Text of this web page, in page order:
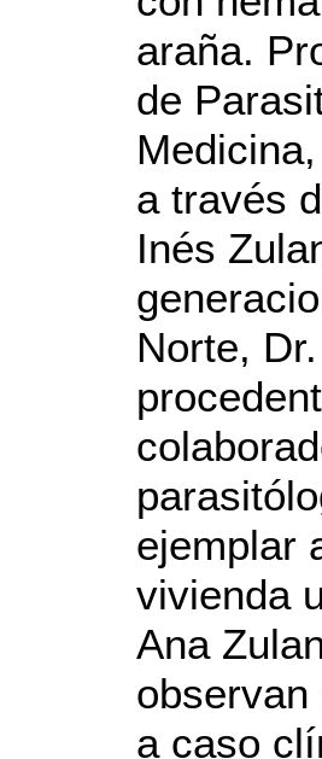
araña.
de
a través
Inés
Norte,
ejemplar
vivienda
Ana
a caso